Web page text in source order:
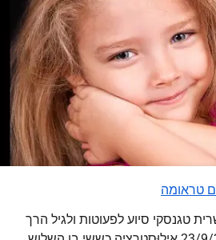
טראומה
טגנסקי סיוע לפעוטות ולגיל הרך